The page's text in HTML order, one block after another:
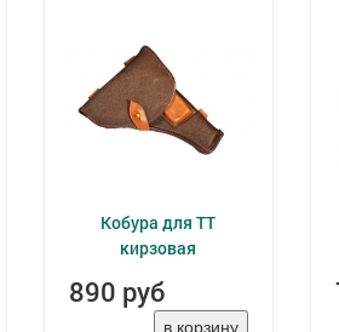
Кобура для ТТ
кирзовая
890 руб